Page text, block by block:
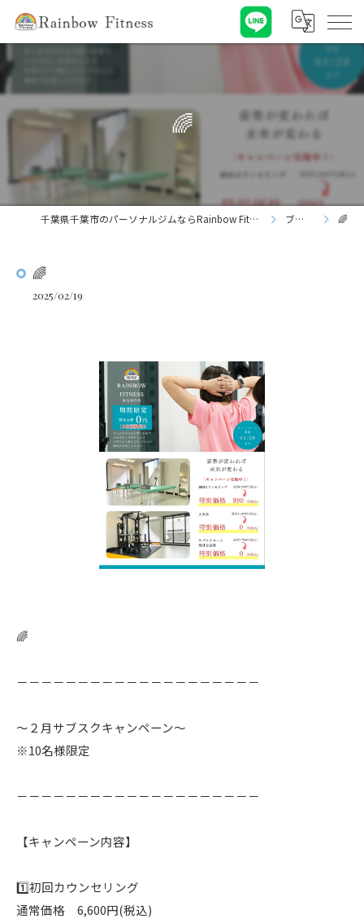
🌈
千葉県千葉市のパーソナルジムならRainbow Fitness ブログ 🌈
🌈
2025/02/19
🌈
－－－－－－－－－－－－－－－－－－－－
〜２月サブスクキャンペーン〜
※10名様限定
－－－－－－－－－－－－－－－－－－－－
【キャンペーン内容】
1️⃣初回カウンセリング
通常価格 6,600円(税込)